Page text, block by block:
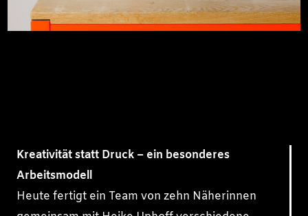
Kreativität statt Druck – ein besonderes
Arbeitsmodell
Heute fertigt ein Team von zehn Näherinnen